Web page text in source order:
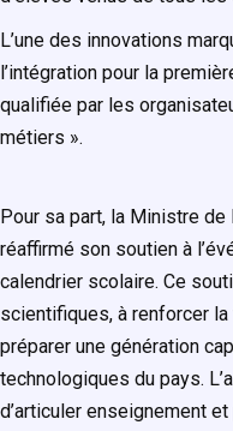
L’une des innovations
l’intégration pour la
qualifiée par les
métiers ».
Pour sa part, la Ministre de
réaffirmé son soutien à
calendrier scolaire. Ce
scientifiques, à renforcer
préparer une génération
technologiques du pays.
d’articuler enseignement